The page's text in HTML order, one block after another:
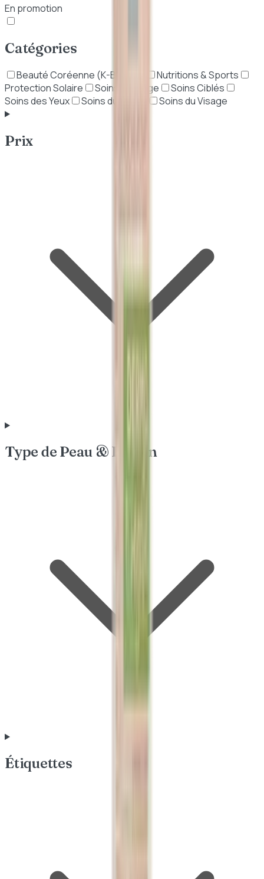
En promotion
Catégories
Beauté Coréenne (K-Beauty)
Nutritions & Sports
Protection Solaire
Soins Anti-Âge
Soins Ciblés
Soins des Yeux
Soins du Corps Soins du Visage
Prix
Type de Peau & Besoin
Étiquettes